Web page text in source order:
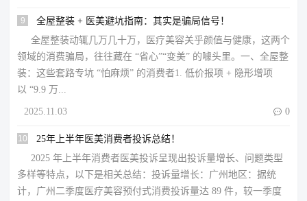
9
全屋整装 + 医美避坑指南：其实是骗局信号！
全屋整装动辄几万几十万，医疗美容关乎颜值与健康，这两个
领域的消费骗局，往往藏在 “省心”“变美” 的噱头里。一、全屋整
装：这些套路专坑 “怕麻烦” 的消费者1. 低价报项 + 隐形增项
以 “9.9 万...
2025.11.03  0
10
25年上半年医美消费者投诉总结！
2025 年上半年消费者医美投诉呈现出投诉量增长、问题类型
多样等特点，以下是相关总结：投诉量增长：广州地区：据统
计，广州二季度医疗美容预付式消费投诉量达 89 件，较一季度